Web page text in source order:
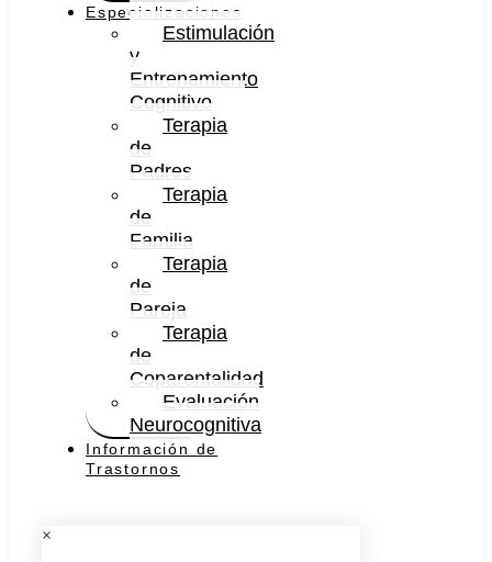
Especializaciones
Estimulación
y
Entrenamiento
Cognitivo
Terapia
de
Padres
Terapia
de
Familia
Terapia
de
Pareja
Terapia
de
Coparentalidad
Evaluación
Neurocognitiva
Información de
Trastornos
×